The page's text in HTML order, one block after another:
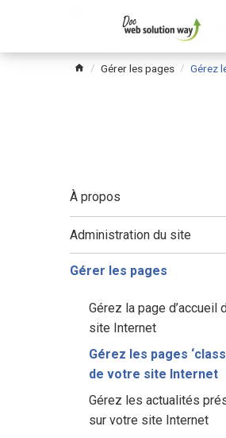
Gérer les pages Gérez
À propos
Administration du site
Gérer les pages
Gérez la page d’accueil
site Internet
Gérez les pages
de votre site Internet
Gérez les actualités
sur votre site Internet